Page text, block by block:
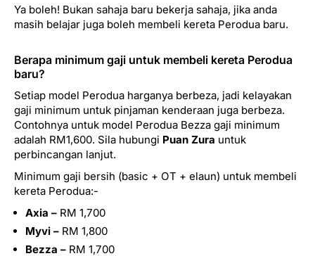
Ya boleh! Bukan sahaja baru bekerja sahaja, jika anda
masih belajar juga boleh membeli kereta Perodua baru.
Berapa minimum gaji untuk membeli kereta Perodua
baru?
Setiap model Perodua harganya berbeza, jadi kelayakan
gaji minimum untuk pinjaman kenderaan juga berbeza.
Contohnya untuk model Perodua Bezza gaji minimum
adalah RM1,600. Sila hubungi Puan Zura untuk
perbincangan lanjut.
Minimum gaji bersih (basic + OT + elaun) untuk membeli
kereta Perodua:-
Axia – RM 1,700
Myvi – RM 1,800
Bezza – RM 1,700